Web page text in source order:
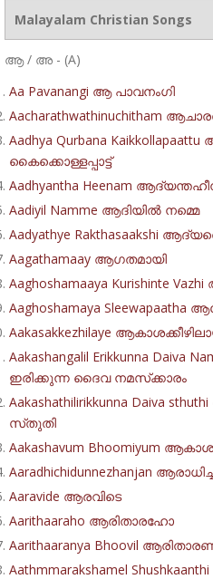
Malayalam Christian Songs
ആ / അ - (A)
Aa Pavanangi ആ പാവനംഗി
Aacharathwathinuchitham
Aadhya Qurbana
കൈക്കൊള്ളപ്പാട്ട്
Aadhyantha Heenam
Aadiyil Namme ആദിയിൽ നമ്മെ
Aadyathye Rakthasaakshi
Aagathamaay ആഗതമായി
Aaghoshamaaya Kurishinte
Aaghoshamaya
Aakasakkezhilaye
Aakashangalil Erikkunna Daiva
ഇരിക്കുന്ന ദൈവ നമസ്‌ക്കാരം
Aakashathilirikkunna Daiva
സ്‌തുതി
Aakashavum Bhoomiyum
Aaradhichidunnezhanjan
Aaravide ആരവിടെ
Aarithaaraho ആരിതാരഹോ
Aarithaaranya Bhoovil
Aathmmarakshamel